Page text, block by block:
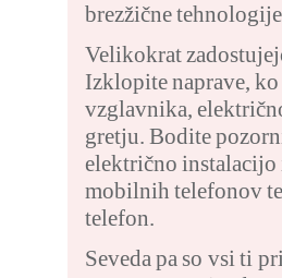
brezžične
Velikokrat
Izklopite naprave,
vzglavnika,
gretju. Bodite
električno
mobilnih telefonov
telefon.
Seveda pa so vsi ti